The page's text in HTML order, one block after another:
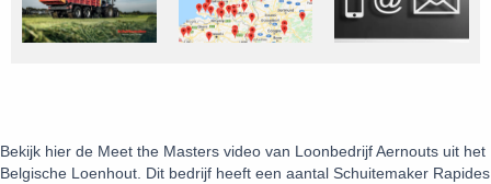
Bekijk hier de Meet the Masters video van Loonbedrijf Aernouts uit het
Belgische Loenhout. Dit bedrijf heeft een aantal Schuitemaker Rapides